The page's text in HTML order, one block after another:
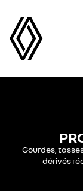
Gourdes,
dérivés